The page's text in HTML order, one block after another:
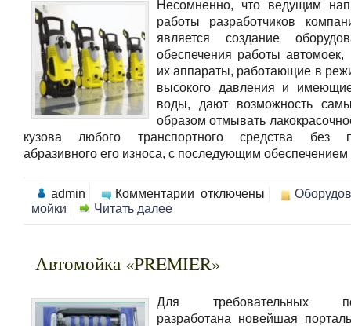
Несомненно, что ведущим
работы разработчиков
является создание
обеспечения работы автомоек,
их аппараты, работающие в
высокого давления и
воды, дают возможность
образом отмывать
кузова любого транспортного средства без
абразивного его износа, с последующим обеспечением
admin Комментарии
—
и
максимум
отключены
мойки
Читать далее
Автомойка «PREMIER»
Для требовательных
разработана новейшая